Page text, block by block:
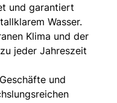
und garantiert
Wasser.
Klima und der
jeder Jahreszeit
und